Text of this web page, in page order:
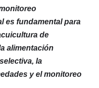
es fundamental para
de
alimentación
la
y el monitoreo